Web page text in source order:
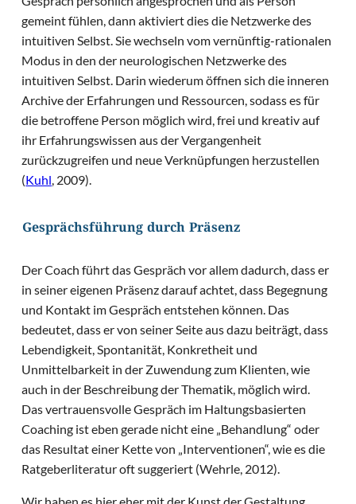
gemeint fühlen, dann aktiviert dies die Netzwerke des
intuitiven Selbst. Sie wechseln vom vernünftig-rationalen
Modus in den der neurologischen Netzwerke des
intuitiven Selbst. Darin wiederum öffnen sich die inneren
Archive der Erfahrungen und Ressourcen, sodass es für
die betroffene Person möglich wird, frei und kreativ auf
ihr Erfahrungswissen aus der Vergangenheit
zurückzugreifen und neue Verknüpfungen herzustellen
(Kuhl, 2009).
Gesprächsführung durch Präsenz
Der Coach führt das Gespräch vor allem dadurch, dass er
in seiner eigenen Präsenz darauf achtet, dass Begegnung
und Kontakt im Gespräch entstehen können. Das
bedeutet, dass er von seiner Seite aus dazu beiträgt, dass
Lebendigkeit, Spontanität, Konkretheit und
Unmittelbarkeit in der Zuwendung zum Klienten, wie
auch in der Beschreibung der Thematik, möglich wird.
Das vertrauensvolle Gespräch im Haltungsbasierten
Coaching ist eben gerade nicht eine „Behandlung“ oder
das Resultat einer Kette von „Interventionen“, wie es die
Ratgeberliteratur oft suggeriert (Wehrle, 2012).